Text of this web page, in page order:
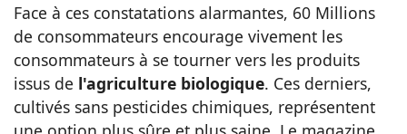
Face à ces constatations alarmantes, 60 Millions
de consommateurs encourage vivement les
consommateurs à se tourner vers les produits
issus de l'agriculture biologique. Ces derniers,
cultivés sans pesticides chimiques, représentent